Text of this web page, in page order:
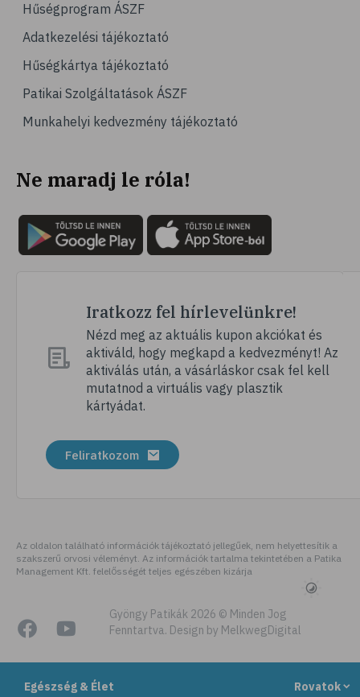
Egészség & Élet Rovatok
# vérnyomásmérés
# kardiológia
# kardiovaszkuláris betegségek
# szív- és érrendszer
# vérnyomás
# mozgás
# pszichológia
# hátfájás
# vérnyomáscsökkentés
# megfázás
# influenza
# fertőző betegségek
# köhögés
# immunerősítés
# kézmosás
# szépségápolás
# bőrápolás
# izlandi zuzmó
Hűségprogram ÁSZF
Adatkezelési tájékoztató
Hűségkártya tájékoztató
Patikai Szolgáltatások ÁSZF
Munkahelyi kedvezmény tájékoztató
Ne maradj le róla!
Iratkozz fel hírlevelünkre!
Nézd meg az aktuális kupon akciókat és
aktiváld, hogy megkapd a kedvezményt! Az
aktiválás után, a vásárláskor csak fel kell
mutatnod a virtuális vagy plasztik
kártyádat.
Feliratkozom
Az oldalon található információk tájékoztató jellegűek, nem helyettesítik a
szakszerű orvosi véleményt. Az információk tartalma tekintetében a Patika
Management Kft. felelősségét teljes egészében kizárja
Gyöngy Patikák 2026 © Minden Jog
Fenntartva. Design by MelkwegDigital